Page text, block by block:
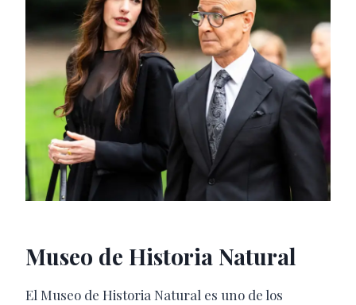
Museo de Historia Natural
El Museo de Historia Natural es uno de los